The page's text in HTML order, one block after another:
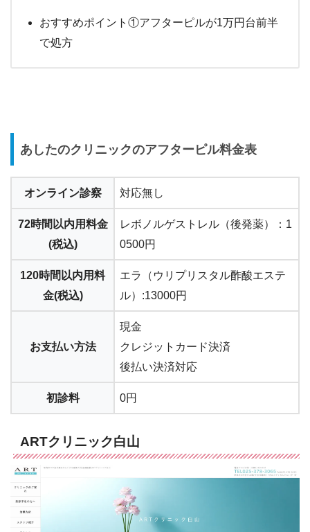
おすすめポイント①アフターピルが1万円台前半
で処方
あしたのクリニックのアフターピル料金表
オンライン診察 対応無し
72時間以内用料金
(税込)
レボノルゲストレル（後発薬）：1
0500円
120時間以内用料
金(税込)
エラ（ウリプリスタル酢酸エステ
ル）:13000円
お支払い方法
現金
クレジットカード決済
後払い決済対応
初診料 0円
ARTクリニック白山